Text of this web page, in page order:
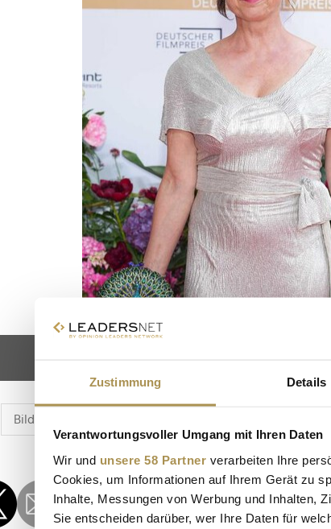
Zustimmung Details
Verantwortungsvoller Umgang mit Ihren Daten
Wir und unsere 58 Partner verarbeiten Ihre
Cookies, um Informationen auf Ihrem Gerät zu
Inhalte, Messungen von Werbung und Inhalten,
Sie entscheiden darüber, wer Ihre Daten für